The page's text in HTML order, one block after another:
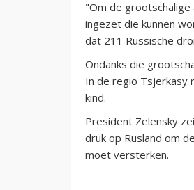
"Om de grootschalige
ingezet die kunnen
dat 211 Russische
Ondanks die
In de regio Tsjerkasy
kind.
President Zelensky
druk op Rusland om
moet versterken.